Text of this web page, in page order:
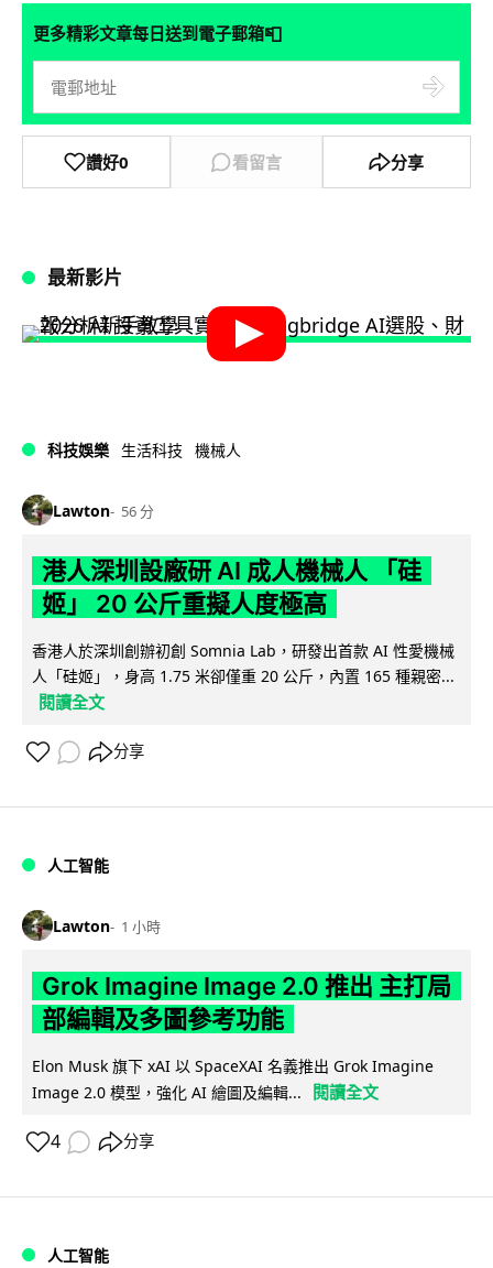
更多精彩文章每日送到電子郵箱📮
讚好0 看留言 分享
最新影片
科技娛樂 生活科技 機械人
Lawton 56 分
港人深圳設廠研 AI 成人機械人 「硅
姬」 20 公斤重擬人度極高
香港人於深圳創辦初創 Somnia Lab，研發出首款 AI 性愛機械
人「硅姬」，身高 1.75 米卻僅重 20 公斤，內置 165 種親密...
閱讀全文
分享
人工智能
Lawton 1 小時
Grok Imagine Image 2.0 推出 主打局
部編輯及多圖參考功能
Elon Musk 旗下 xAI 以 SpaceXAI 名義推出 Grok Imagine
Image 2.0 模型，強化 AI 繪圖及編輯...
閱讀全文
4 分享
人工智能